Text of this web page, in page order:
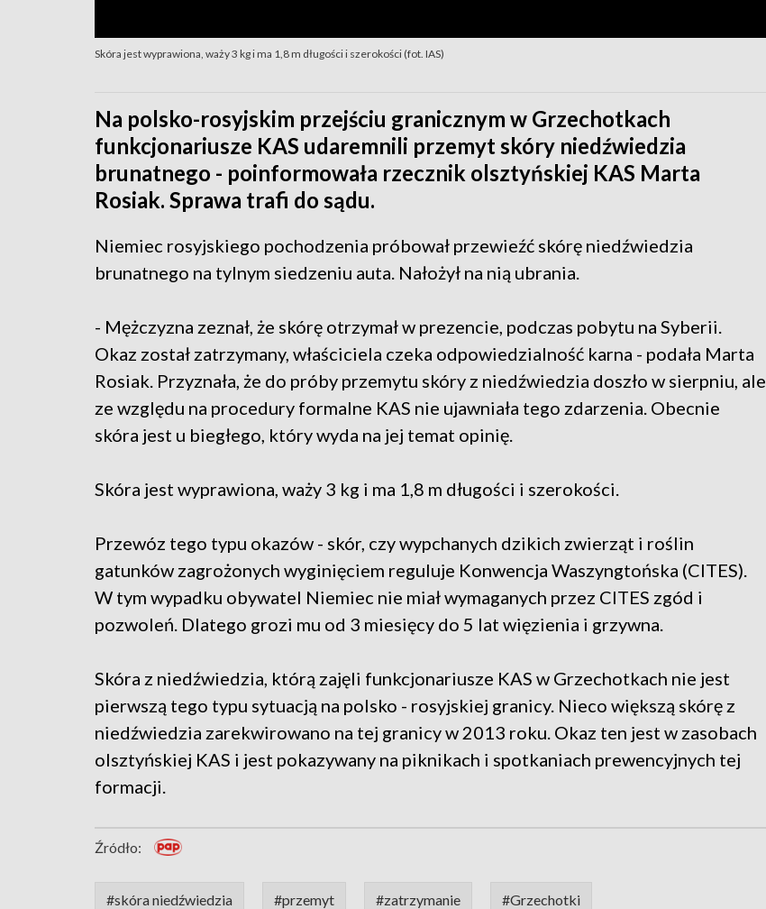
Skóra jest wyprawiona, waży 3 kg i ma 1,8 m długości i szerokości (fot. IAS)
Na polsko-rosyjskim przejściu granicznym w Grzechotkach
funkcjonariusze KAS udaremnili przemyt skóry niedźwiedzia
brunatnego - poinformowała rzecznik olsztyńskiej KAS Marta
Rosiak. Sprawa trafi do sądu.
Niemiec rosyjskiego pochodzenia próbował przewieźć skórę niedźwiedzia
brunatnego na tylnym siedzeniu auta. Nałożył na nią ubrania.
- Mężczyzna zeznał, że skórę otrzymał w prezencie, podczas pobytu na Syberii.
Okaz został zatrzymany, właściciela czeka odpowiedzialność karna - podała Marta
Rosiak. Przyznała, że do próby przemytu skóry z niedźwiedzia doszło w sierpniu, ale
ze względu na procedury formalne KAS nie ujawniała tego zdarzenia. Obecnie
skóra jest u biegłego, który wyda na jej temat opinię.
Skóra jest wyprawiona, waży 3 kg i ma 1,8 m długości i szerokości.
Przewóz tego typu okazów - skór, czy wypchanych dzikich zwierząt i roślin
gatunków zagrożonych wyginięciem reguluje Konwencja Waszyngtońska (CITES).
W tym wypadku obywatel Niemiec nie miał wymaganych przez CITES zgód i
pozwoleń. Dlatego grozi mu od 3 miesięcy do 5 lat więzienia i grzywna.
Skóra z niedźwiedzia, którą zajęli funkcjonariusze KAS w Grzechotkach nie jest
pierwszą tego typu sytuacją na polsko - rosyjskiej granicy. Nieco większą skórę z
niedźwiedzia zarekwirowano na tej granicy w 2013 roku. Okaz ten jest w zasobach
olsztyńskiej KAS i jest pokazywany na piknikach i spotkaniach prewencyjnych tej
formacji.
Źródło:
#skóra niedźwiedzia #przemyt #zatrzymanie #Grzechotki